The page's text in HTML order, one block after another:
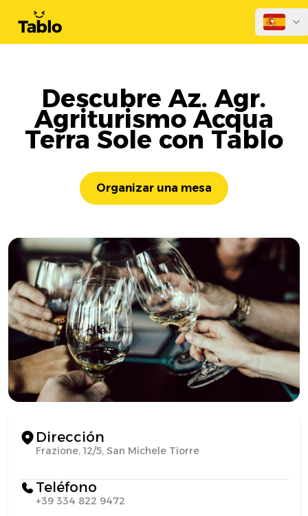
Descubre Az. Agr.
Agriturismo Acqua
Terra Sole con Tablo
Organizar una mesa
Dirección
Frazione, 12/5, San Michele Tiorre
Teléfono
+39 334 822 9472